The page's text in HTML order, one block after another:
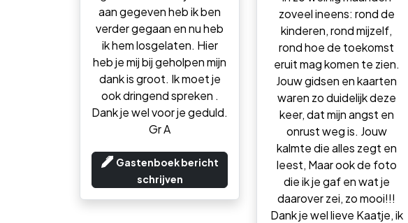
aan gegeven heb ik ben
verder gegaan en nu heb
ik hem losgelaten. Hier
heb je mij bij geholpen mijn
dank is groot. Ik moet je
ook dringend spreken .
Dank je wel voor je geduld.
Gr A
Gastenboek bericht
schrijven
zoveel ineens: rond de
kinderen, rond mijzelf,
rond hoe de toekomst
eruit mag komen te zien.
Jouw gidsen en kaarten
waren zo duidelijk deze
keer, dat mijn angst en
onrust weg is. Jouw
kalmte die alles zegt en
leest, Maar ook de foto
die ik je gaf en wat je
daarover zei, zo mooi!!!
Dank je wel lieve Kaatje, ik